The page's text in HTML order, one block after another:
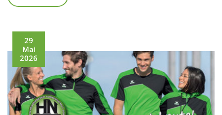
29
Mai
2026